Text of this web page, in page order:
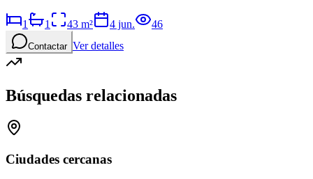
1 1 43 m² 4 jun. 46
Contactar Ver detalles
Búsquedas relacionadas
Ciudades cercanas